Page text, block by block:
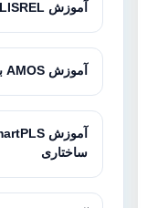
آموزش LISREL با مثال‌های کاربردی
آموزش AMOS برای تحلیل معادلات ساختاری
ساختاری